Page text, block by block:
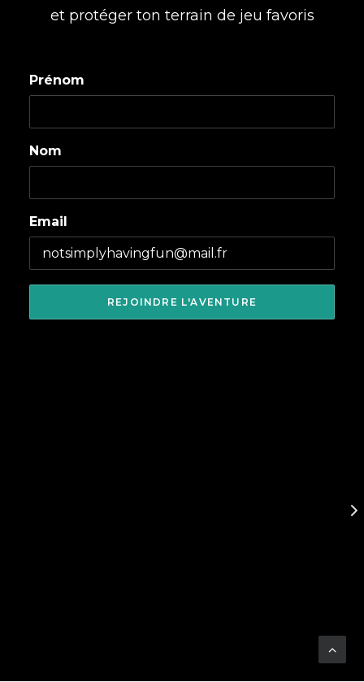
et protéger ton terrain de jeu favoris
Prénom
Nom
Email